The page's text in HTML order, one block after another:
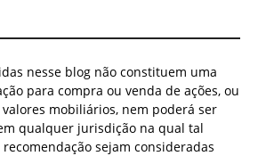
nesse blog não constituem uma
para compra ou venda de ações, ou
mobiliários, nem poderá ser
qualquer jurisdição na qual tal
sejam consideradas